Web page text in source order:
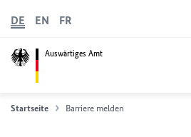
Auswärtiges Amt
DE EN FR
Startseite Barriere melden